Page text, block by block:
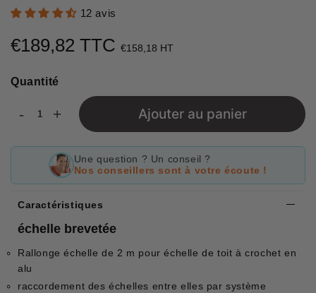
12 avis
€189,82 TTC €158,18 HT
price
Quantité
- + Ajouter au panier
Une question ? Un conseil ?
Nos conseillers sont à votre écoute !
Caractéristiques
échelle brevetée
Rallonge échelle de 2 m pouréchelle de toit à crochet en
alu
raccordement des échelles entre elles par système